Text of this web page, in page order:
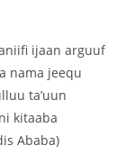
ijaan arguuf
nama jeequ
ta’uun
kitaaba
Ababa)